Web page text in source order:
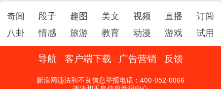
奇闻 段子 趣图 美文 视频 直播
订阅
八卦
情感 旅游 教育 动漫 游戏 试用
导航 客户端下载 广告营销 反馈
新浪网违法和不良信息举报电话：400-052-0066